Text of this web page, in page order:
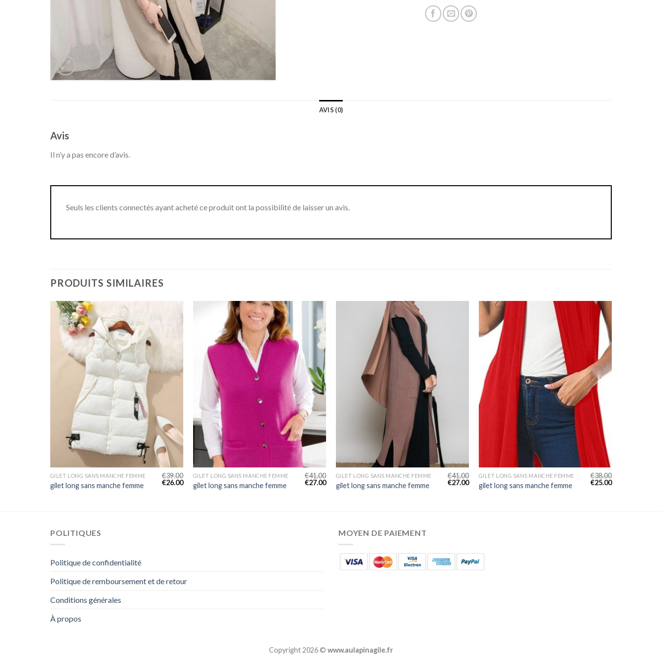
AVIS (0)
Avis
Il n’y a pas encore d’avis.
Seuls les clients connectés ayant acheté ce produit ont la possibilité de laisser un avis.
PRODUITS SIMILAIRES
GILET LONG SANS MANCHE FEMME
gilet long sans manche femme
€39.00
€26.00
GILET LONG SANS MANCHE FEMME
gilet long sans manche femme
€41.00
€27.00
GILET LONG SANS MANCHE FEMME
gilet long sans manche femme
€41.00
€27.00
GILET LONG SANS MANCHE FEMME
gilet long sans manche femme
€38.00
€25.00
POLITIQUES
Politique de confidentialité
Politique de remboursement et de retour
Conditions générales
À propos
MOYEN DE PAIEMENT
Copyright 2026 © www.aulapinagile.fr